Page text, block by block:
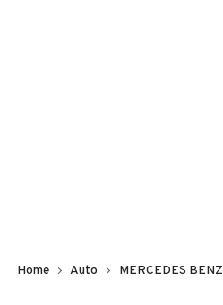
Home Auto MERCEDES BENZ